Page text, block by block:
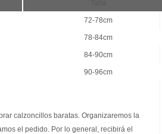
72-78cm
78-84cm
84-90cm
90-96cm
calzoncillos baratas . Organizaremos la
el pedido. Por lo general, recibirá el